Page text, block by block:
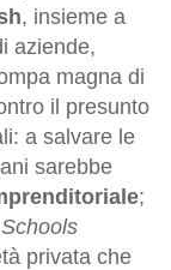
, insieme a
aziende,
magna di
il presunto
a salvare le
sarebbe
;
privata che